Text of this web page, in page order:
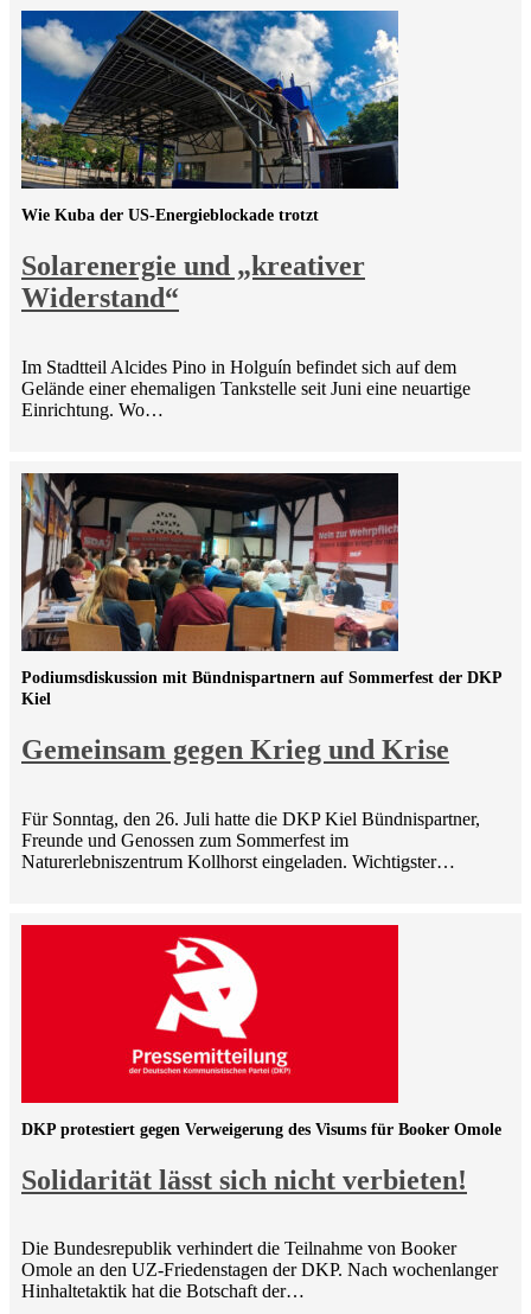
Solarenergie und „kreativer
Widerstand“
Wie Kuba der US-Energieblockade trotzt
Im Stadtteil Alcides Pino in Holguín befindet sich auf dem
Gelände einer ehemaligen Tankstelle seit Juni eine neuartige
Einrichtung. Wo…
Gemeinsam gegen Krieg und Krise
Podiumsdiskussion mit Bündnispartnern auf Sommerfest der DKP
Kiel
Für Sonntag, den 26. Juli hatte die DKP Kiel Bündnispartner,
Freunde und Genossen zum Sommerfest im
Naturerlebniszentrum Kollhorst eingeladen. Wichtigster…
Solidarität lässt sich nicht verbieten!
DKP protestiert gegen Verweigerung des Visums für Booker Omole
Die Bundesrepublik verhindert die Teilnahme von Booker
Omole an den UZ-Friedenstagen der DKP. Nach wochenlanger
Hinhaltetaktik hat die Botschaft der…